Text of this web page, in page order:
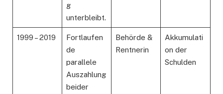
g
unterbleibt.
1999 – 2019
Fortlaufen
de
parallele
Auszahlung
beider
Behörde &
Rentnerin
Akkumulati
on der
Schulden